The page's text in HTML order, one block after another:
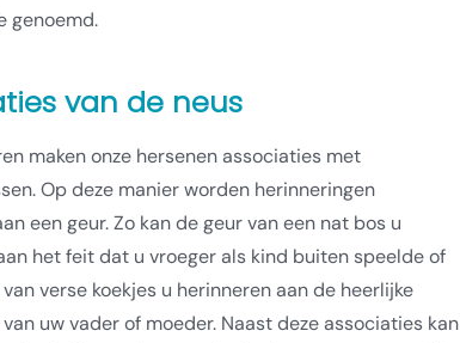
genoemd.
van de neus
maken onze hersenen associaties met
Op deze manier worden herinneringen
een geur. Zo kan de geur van een nat bos u
het feit dat u vroeger als kind buiten speelde of
verse koekjes u herinneren aan de heerlijke
uw vader of moeder. Naast deze associaties kan